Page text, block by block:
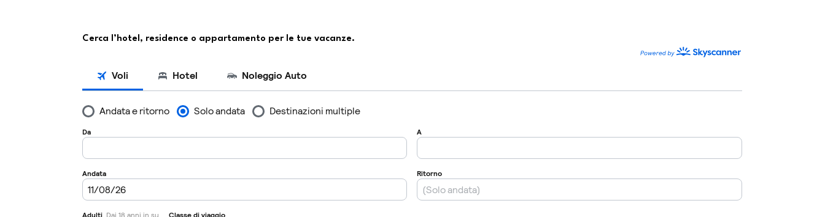
Cerca l’hotel, residence o appartamento per le tue vacanze.